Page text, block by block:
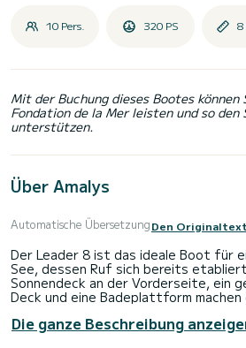
10 Pers. 320 PS 8
Mit der Buchung dieses Bootes können
Fondation de la Mer leisten und so den
unterstützen.
Über Amalys
Automatische ÜbersetzungDen
Der Leader 8 ist das ideale Boot für
See, dessen Ruf sich bereits
Sonnendeck an der Vorderseite, ein
Deck und eine Badeplattform machen
Im Programm stehen Spaziergänge
Die ganze Beschreibung